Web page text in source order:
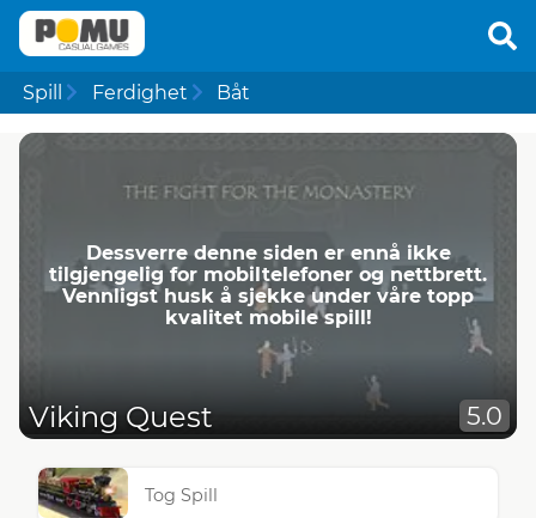
Spill Ferdighet Båt
Dessverre denne siden er ennå ikke
tilgjengelig for mobiltelefoner og nettbrett.
Vennligst husk å sjekke under våre topp
kvalitet mobile spill!
Viking Quest 5.0
Tog Spill